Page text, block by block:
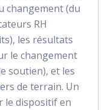
changement (du
RH
les résultats
le changement
soutien), et les
de terrain. Un
le dispositif en